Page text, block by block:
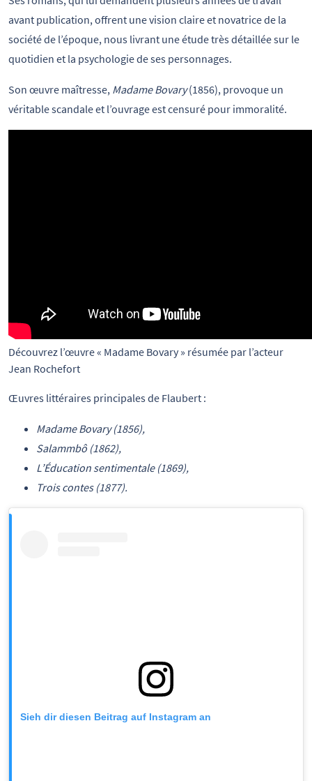
avant publication, offrent une vision claire et novatrice de la
société de l’époque, nous livrant une étude très détaillée sur le
quotidien et la psychologie de ses personnages.
Son œuvre maîtresse, Madame Bovary(1856), provoque un
véritable scandale et l’ouvrage est censuré pour immoralité.
Découvrez l’œuvre « Madame Bovary » résumée par l’acteur
Jean Rochefort
Œuvres littéraires principales de Flaubert :
Madame Bovary (1856),
Salammbô (1862),
L’Éducation sentimentale (1869),
Trois contes (1877).
Sieh dir diesen Beitrag auf Instagram an